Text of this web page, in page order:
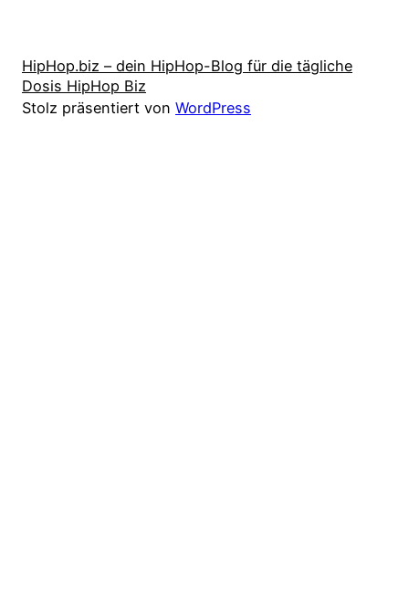
HipHop.biz – dein HipHop-Blog für die tägliche
Dosis HipHop Biz
Stolz präsentiert von WordPress